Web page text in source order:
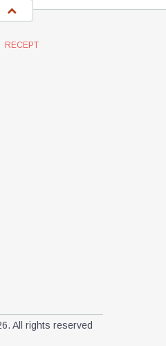
RECEPT
All rights reserved